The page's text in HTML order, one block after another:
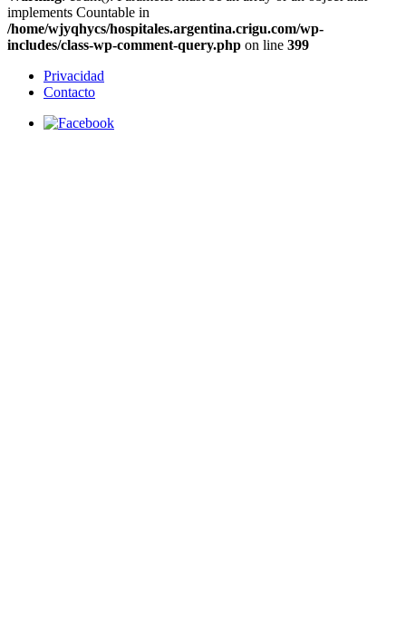
implements Countable in
/home/wjyqhycs/hospitales.argentina.crigu.com/wp-
includes/class-wp-comment-query.php on line 399
Privacidad
Contacto